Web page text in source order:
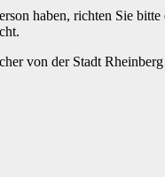
haben, richten Sie
von der Stadt